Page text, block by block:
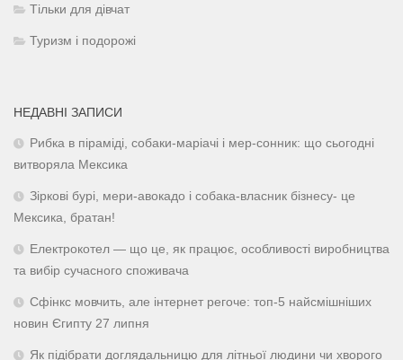
Тільки для дівчат
Туризм і подорожі
НЕДАВНІ ЗАПИСИ
Рибка в піраміді, собаки-маріачі і мер-сонник: що сьогодні
витворяла Мексика
Зіркові бурі, мери-авокадо і собака-власник бізнесу- це
Мексика, братан!
Електрокотел — що це, як працює, особливості виробництва
та вибір сучасного споживача
Сфінкс мовчить, але інтернет регоче: топ-5 найсмішніших
новин Єгипту 27 липня
Як підібрати доглядальницю для літньої людини чи хворого